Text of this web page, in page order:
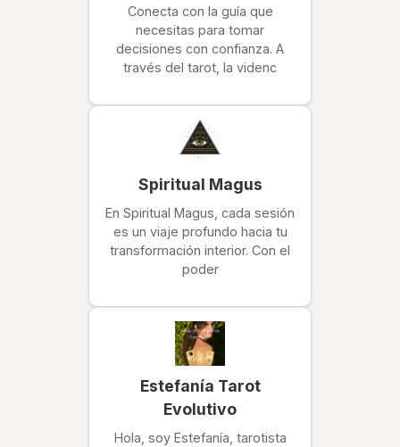
Conecta con la guía que
necesitas para tomar
decisiones con confianza. A
través del tarot, la videnc
Spiritual Magus
En Spiritual Magus, cada sesión
es un viaje profundo hacia tu
transformación interior. Con el
poder
Estefanía Tarot
Evolutivo
Hola, soy Estefanía, tarotista